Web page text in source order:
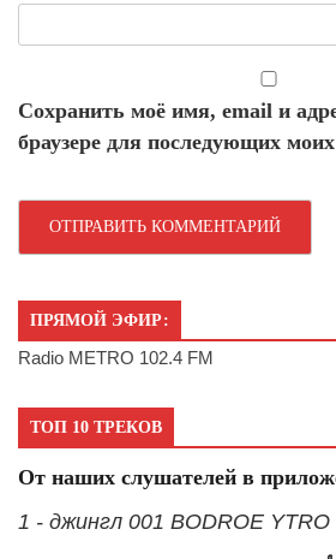
Сохранить моё имя, email и
браузере для последующих
ПРЯМОЙ ЭФИР:
Radio METRO 102.4 FM
ТОП 10 ТРЕКОВ
От наших слушателей в
1 - джингл 001 BODROE YTRO